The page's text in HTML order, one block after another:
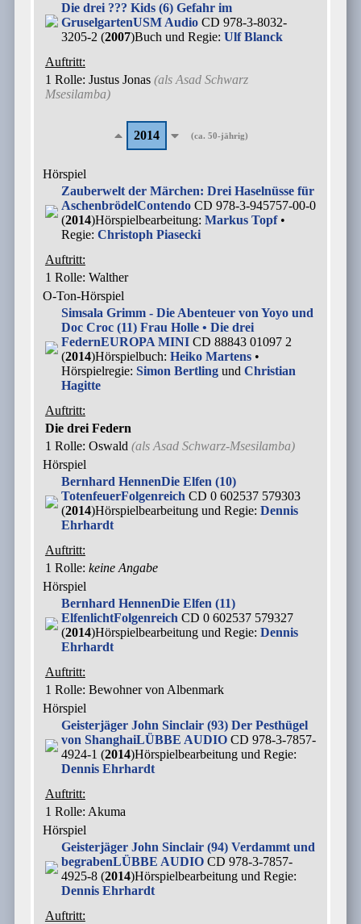
Die drei ??? Kids (6) Gefahr im
GruselgartenUSM AudioCD 978-3-8032-
3205-2 (2007)Buch und Regie: Ulf Blanck
Auftritt:
1 Rolle: Justus Jonas (als Asad Schwarz
Msesilamba)
2014 (ca. 50-jährig)
Hörspiel
Zauberwelt der Märchen: Drei Haselnüsse für
AschenbrödelContendoCD 978-3-945757-00-0
(2014)Hörspielbearbeitung: Markus Topf•
Regie: Christoph Piasecki
Auftritt:
1 Rolle: Walther
O-Ton-Hörspiel
Simsala Grimm - Die Abenteuer von Yoyo und
Doc Croc (11) Frau Holle • Die drei
FedernEUROPA MINICD 88843 01097 2
(2014)Hörspielbuch: Heiko Martens•
Hörspielregie: Simon Bertlingund Christian
Hagitte
Auftritt:
Die drei Federn
1 Rolle: Oswald (als Asad Schwarz-Msesilamba)
Hörspiel
Bernhard HennenDie Elfen (10)
TotenfeuerFolgenreich CD 0 602537 579303
(2014)Hörspielbearbeitung und Regie: Dennis
Ehrhardt
Auftritt:
1 Rolle: keine Angabe
Hörspiel
Bernhard HennenDie Elfen (11)
ElfenlichtFolgenreich CD 0 602537 579327
(2014)Hörspielbearbeitung und Regie: Dennis
Ehrhardt
Auftritt:
1 Rolle: Bewohner von Albenmark
Hörspiel
Geisterjäger John Sinclair (93) Der Pesthügel
von ShanghaiLÜBBE AUDIOCD 978-3-7857-
4924-1 (2014)Hörspielbearbeitung und Regie:
Dennis Ehrhardt
Auftritt:
1 Rolle: Akuma
Hörspiel
Geisterjäger John Sinclair (94) Verdammt und
begrabenLÜBBE AUDIOCD 978-3-7857-
4925-8 (2014)Hörspielbearbeitung und Regie:
Dennis Ehrhardt
Auftritt: